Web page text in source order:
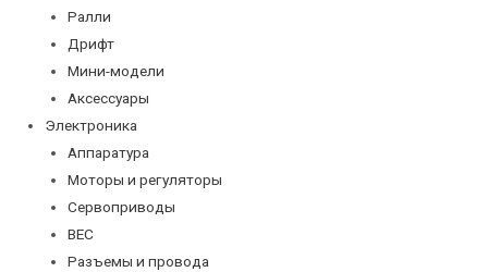
Ралли
Дрифт
Мини-модели
Аксессуары
Электроника
Аппаратура
Моторы и регуляторы
Сервоприводы
BEC
Разъемы и провода